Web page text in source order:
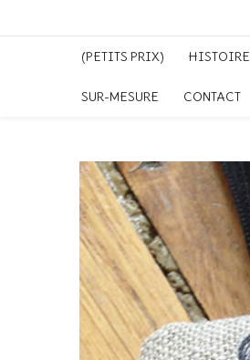
(PETITS PRIX) HISTOIRE
SUR-MESURE CONTACT